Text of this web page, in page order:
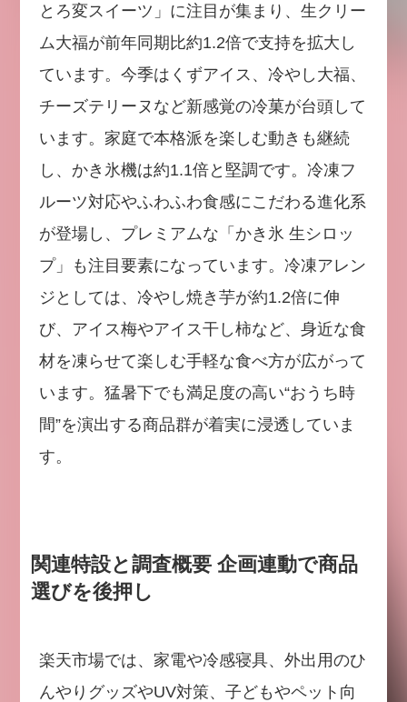
とろ変スイーツ」に注目が集まり、生クリー
ム大福が前年同期比約1.2倍で支持を拡大し
ています。今季はくずアイス、冷やし大福、
チーズテリーヌなど新感覚の冷菓が台頭して
います。家庭で本格派を楽しむ動きも継続
し、かき氷機は約1.1倍と堅調です。冷凍フ
ルーツ対応やふわふわ食感にこだわる進化系
が登場し、プレミアムな「かき氷 生シロッ
プ」も注目要素になっています。冷凍アレン
ジとしては、冷やし焼き芋が約1.2倍に伸
び、アイス梅やアイス干し柿など、身近な食
材を凍らせて楽しむ手軽な食べ方が広がって
います。猛暑下でも満足度の高い“おうち時
間”を演出する商品群が着実に浸透していま
す。
関連特設と調査概要 企画連動で商品
選びを後押し
楽天市場では、家電や冷感寝具、外出用のひ
んやりグッズやUV対策、子どもやペット向